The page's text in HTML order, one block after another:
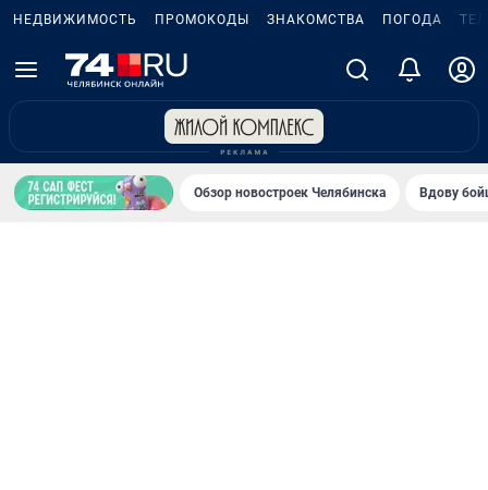
НЕДВИЖИМОСТЬ ПРОМОКОДЫ ЗНАКОМСТВА ПОГОДА
Обзор новостроек Челябинска Вдову